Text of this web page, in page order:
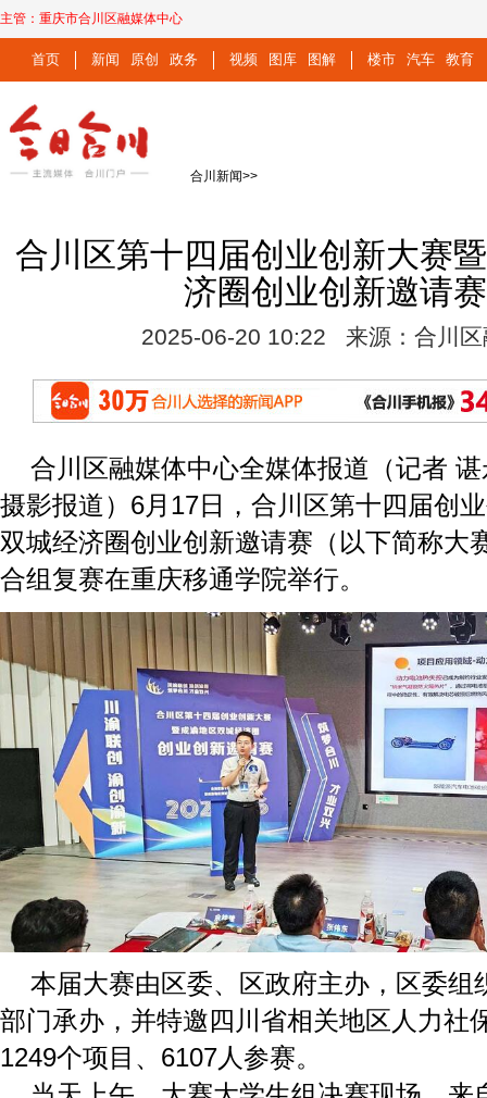
主管： 重庆市合川区融媒体中心
首页 新闻 原创 政务 视频 图库 图解 楼市 汽车 教育
合川新闻>>
合川区第十四届创业创新大赛
济圈创业创新邀请
2025-06-20 10:22 来源：合川区
合川区融媒体中心全媒体报道（记者
摄影报道）6月17日，合川区第十四届创
双城经济圈创业创新邀请赛（以下简称大
合组复赛在重庆移通学院举行。
本届大赛由区委、区政府主办，区委组
部门承办，并特邀四川省相关地区人力社
1249个项目、6107人参赛。